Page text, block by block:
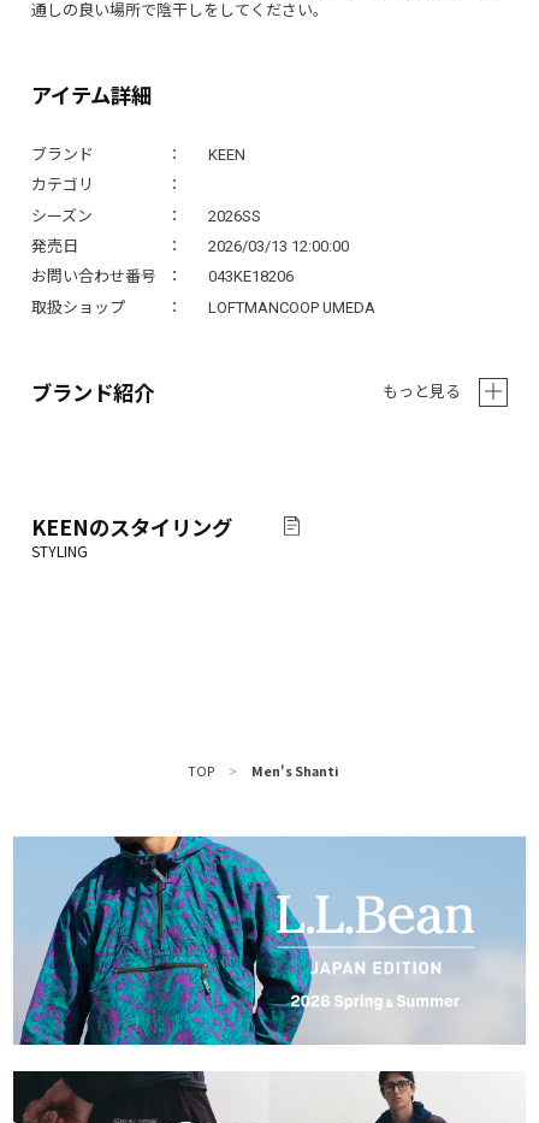
アイテム詳細
ブランド
KEEN
カテゴリ
シーズン
2026SS
発売日
2026/03/13 12:00:00
お問い合わせ番号
043KE18206
取扱ショップ
LOFTMANCOOP UMEDA
通しの良い場所で陰干しをしてください。
ブランド紹介 もっと見る
KEENのスタイリング
TOP > Men's Shanti